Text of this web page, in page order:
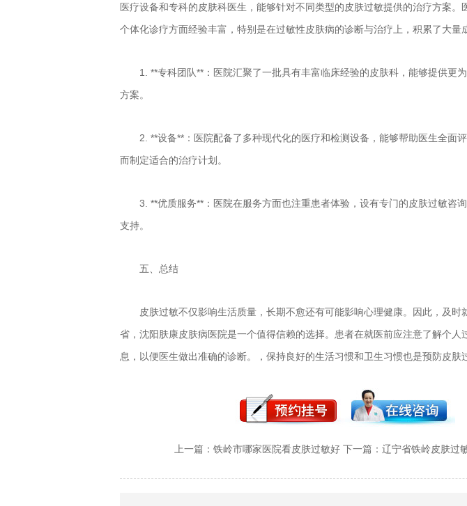
医疗设备和专科的皮肤科医生，能够针对不同类型的皮肤过敏提供的治疗方案。
个体化诊疗方面经验丰富，特别是在过敏性皮肤病的诊断与治疗上，积累了大量
1. **专科团队**：医院汇聚了一批具有丰富临床经验的皮肤科，能够提供更
方案。
2. **设备**：医院配备了多种现代化的医疗和检测设备，能够帮助医生全面
而制定适合的治疗计划。
3. **优质服务**：医院在服务方面也注重患者体验，设有专门的皮肤过敏咨
支持。
五、总结
皮肤过敏不仅影响生活质量，长期不愈还有可能影响心理健康。因此，及时
省， 沈阳肤康皮肤病医院是一个值得信赖的选择。患者在就医前应注意了解个人
息，以便医生做出准确的诊断。，保持良好的生活习惯和卫生习惯也是预防皮肤
上一篇： 铁岭市哪家医院看皮肤过敏好 下一篇： 辽宁省铁岭皮肤过